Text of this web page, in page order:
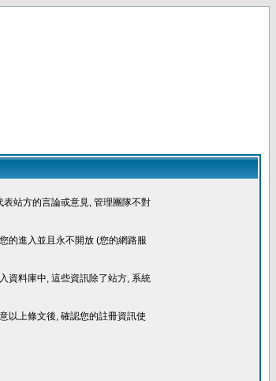
站方的言論或意見, 管理團隊不對
的進入並且永不開放 (您的網路服
資料庫中, 這些資訊除了站方, 系統
以上條文後, 確認您的註冊資訊使